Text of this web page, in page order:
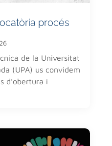
procés
de la Universitat
(UPA) us convidem
d’obertura i